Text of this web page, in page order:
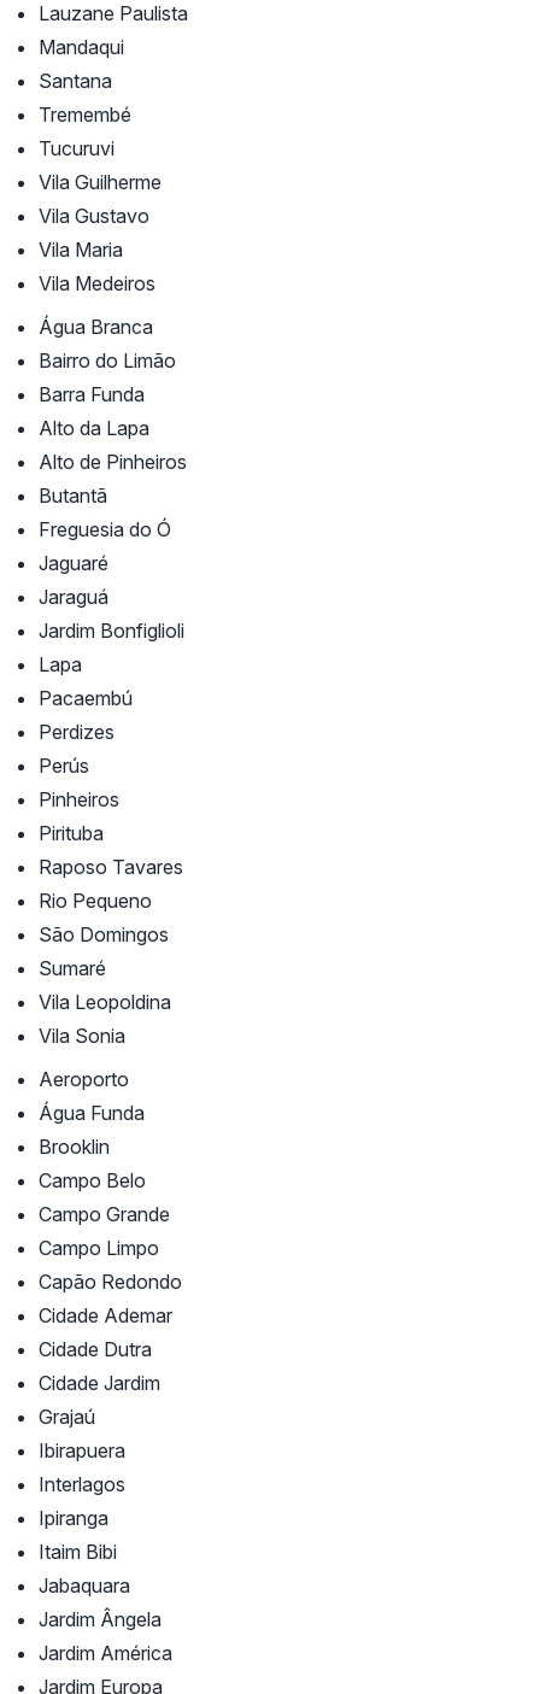
Lauzane Paulista
Mandaqui
Santana
Tremembé
Tucuruvi
Vila Guilherme
Vila Gustavo
Vila Maria
Vila Medeiros
Água Branca
Bairro do Limão
Barra Funda
Alto da Lapa
Alto de Pinheiros
Butantã
Freguesia do Ó
Jaguaré
Jaraguá
Jardim Bonfiglioli
Lapa
Pacaembú
Perdizes
Perús
Pinheiros
Pirituba
Raposo Tavares
Rio Pequeno
São Domingos
Sumaré
Vila Leopoldina
Vila Sonia
Aeroporto
Água Funda
Brooklin
Campo Belo
Campo Grande
Campo Limpo
Capão Redondo
Cidade Ademar
Cidade Dutra
Cidade Jardim
Grajaú
Ibirapuera
Interlagos
Ipiranga
Itaim Bibi
Jabaquara
Jardim Ângela
Jardim América
Jardim Europa